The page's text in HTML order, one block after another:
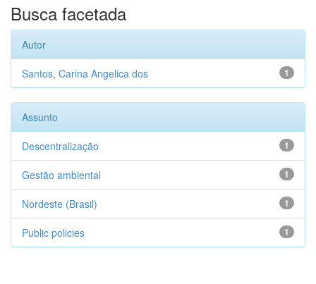
Busca facetada
Autor
1
Santos, Carina Angelica dos
Assunto
1
Descentralização
1
Gestão ambiental
1
Nordeste (Brasil)
1
Public policies